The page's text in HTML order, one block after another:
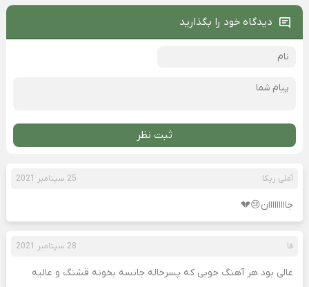
دیدگاه خود را بگذارید
ثبت نظر
آملی ریکا 25 سپتامبر 2021
جااااااااان😢💔
فا 28 سپتامبر 2021
عالی بود هر آهنگ خوبی که پسرخاله جانسه بخونه قشنگ و عالیه